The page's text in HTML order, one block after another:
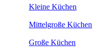
Kleine Küchen
Mittelgroße Küchen
Große Küchen